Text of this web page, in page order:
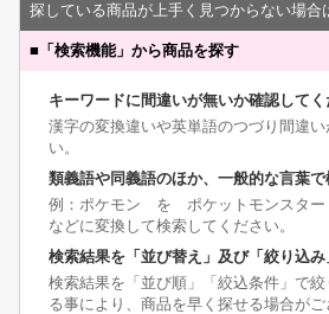
探している商品が上手く見つからない場合
■ 「検索機能」から商品を探す
キーワードに間違いが無いか確認して
漢字の変換違いや英単語のつづり間違
い。
類義語や同義語のほか、一般的な言葉
例：ポケモン を ポケットモンスター
などに変換して検索してください。
検索結果を「並び替え」及び「絞り込み
検索結果を「並び順」「絞込条件」で
る事により、商品を早く探せる場合がご